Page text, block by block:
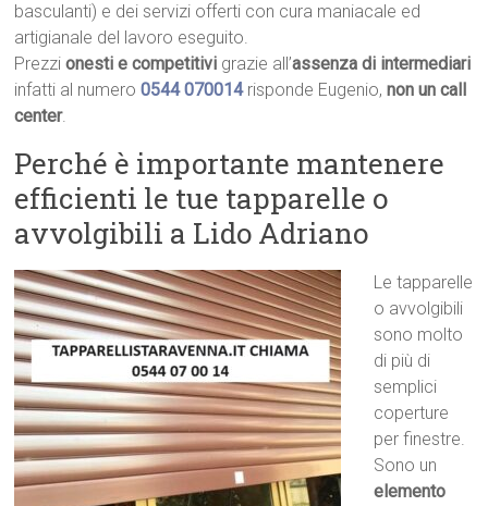
basculanti) e dei servizi offerti con cura maniacale ed
artigianale del lavoro eseguito.
Prezzionesti e competitivi grazie all’assenza di intermediari
infatti al numero0544 070014 risponde Eugenio,non un call
center.
Perché è importante mantenere
efficienti le tue tapparelle o
avvolgibili a Lido Adriano
Le tapparelle
o avvolgibili
sono molto
di più di
semplici
coperture
per finestre.
Sono un
elemento